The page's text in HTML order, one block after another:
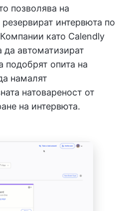
позволява на
интервюта по
Компании като Calendly
да автоматизират
подобрят опита на
намалят
натовареност от
на интервюта.